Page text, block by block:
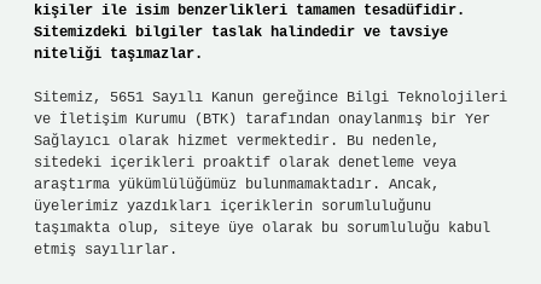
kişiler ile isim benzerlikleri tamamen tesadüfidir.
Sitemizdeki bilgiler taslak halindedir ve tavsiye
niteliği taşımazlar.
Sitemiz, 5651 Sayılı Kanun gereğince Bilgi Teknolojileri
ve İletişim Kurumu (BTK) tarafından onaylanmış bir Yer
Sağlayıcı olarak hizmet vermektedir. Bu nedenle,
sitedeki içerikleri proaktif olarak denetleme veya
araştırma yükümlülüğümüz bulunmamaktadır. Ancak,
üyelerimiz yazdıkları içeriklerin sorumluluğunu
taşımakta olup, siteye üye olarak bu sorumluluğu kabul
etmiş sayılırlar.